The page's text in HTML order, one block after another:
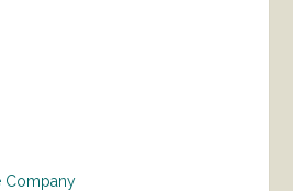
Company